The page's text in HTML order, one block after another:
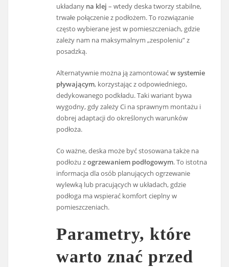
układany na klej – wtedy deska tworzy stabilne,
trwałe połączenie z podłożem. To rozwiązanie
często wybierane jest w pomieszczeniach, gdzie
zależy nam na maksymalnym „zespoleniu” z
posadzką.
Alternatywnie można ją zamontowaćw systemie
pływającym, korzystając z odpowiedniego,
dedykowanego podkładu. Taki wariant bywa
wygodny, gdy zależy Ci na sprawnym montażu i
dobrej adaptacji do określonych warunków
podłoża.
Co ważne, deska może być stosowana także na
podłożu zogrzewaniem podłogowym. To istotna
informacja dla osób planujących ogrzewanie
wylewką lub pracujących w układach, gdzie
podłoga ma wspierać komfort cieplny w
pomieszczeniach.
Parametry, które
warto znać przed